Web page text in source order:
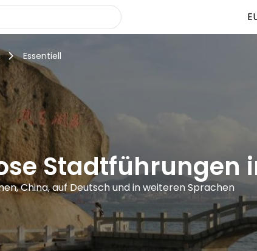
Essentiell
Stadtführungen
China, auf Deutsch und in weiteren Sprachen